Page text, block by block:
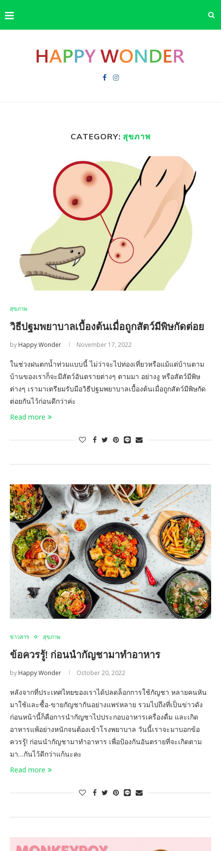
CATEGORY: สุขภาพ
สุขภาพ
วิธีปฐมพยาบาลเบื้องต้นเมื่อถูกสัตว์มีพิษกัดต่อย
by Happy Wonder November 17, 2022
ในช่วงฝนตกน้ำท่วมแบบนี้ ไม่ว่าจะไปท่องเที่ยวหรือแม้แต่บ้านตาม
บ้านของเราก็จะมีสัตว์อันตรายต่างๆ ตามมา อย่างงู หรือสัตว์มีพิษ
ต่างๆ เรามาเตรียมรับมือวิธีปฐมพยาบาลเบื้องต้นเมื่อถูกสัตว์มีพิษกัด
ต่อยกันไว้ก่อนดีกว่าค่ะ
Read more
ข่าวสาร สุขภาพ
ข้อควรรู้! ก่อนนำกัญชามาทำอาหาร
by Happy Wonder October 20, 2022
หลังจากที่ประเทศไทยของเราได้ปลดล็อกการใช้กัญชา หลายคนหัน
มาใช้และซื้อ-ขายกัญชากันอย่างแพร่หลาย รวมไปถึงที่เป็นข่าวดัง
ก่อนหน้านี้ก็คือการนำกัญชาไปประกอบอาหารเครื่องดื่ม และเกิด
อาหารแพ้อย่างหนักจนต้องเข้าโรงพยาบาล วันนี้เราจะมาบอกข้อ
ควรรู้! ก่อนนำกัญชามาทำอาหาร เพื่อป้องกันอันตรายที่จะเกิดตาม
มา…กันไว้ดีกว่าแก้นะคะ
Read more